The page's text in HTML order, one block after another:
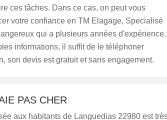
ces tâches. Dans ce cas, on peut vous
votre confiance en TM Elagage, Specialisé
qui a plusieurs années d'expérience.
informations, il suffit de le téléphoner
son devis est gratuit et sans engagement.
PAS CHER
aux habitants de Languedias 22980 est